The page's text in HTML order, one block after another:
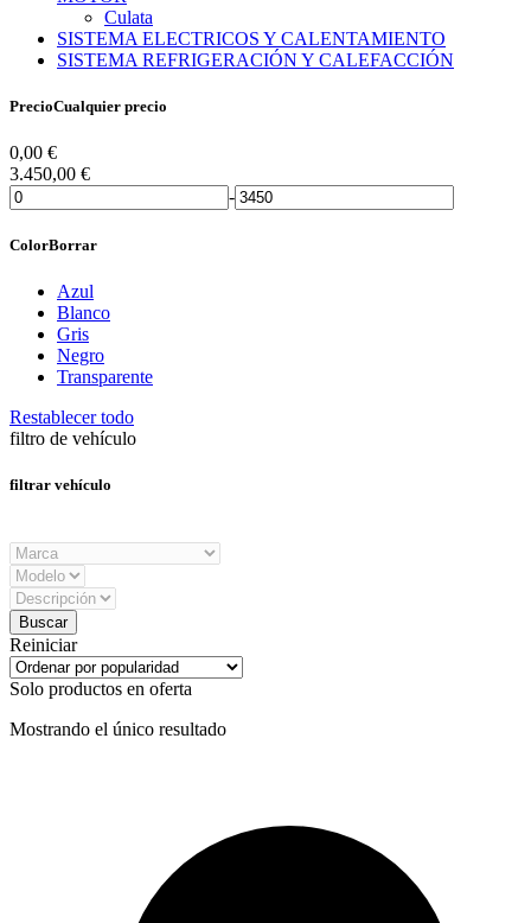
Culata
SISTEMA ELECTRICOS Y CALENTAMIENTO
SISTEMA REFRIGERACIÓN Y CALEFACCIÓN
PrecioCualquier precio
0,00 €
3.450,00 €
-
ColorBorrar
Azul
Blanco
Gris
Negro
Transparente
Restablecer todo
filtro de vehículo
filtrar vehículo
Reiniciar
Solo productos en oferta
Mostrando el único resultado